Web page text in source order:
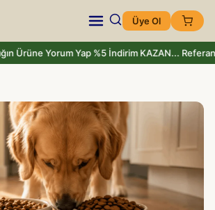
Üye Ol
Yorum Yap %5 İndirim KAZAN... Referans